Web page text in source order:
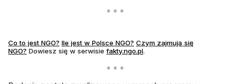
Co to jest NGO? Ile jest w Polsce NGO? Czym zajmują się
NGO? Dowiesz się w serwisie fakty.ngo.pl.